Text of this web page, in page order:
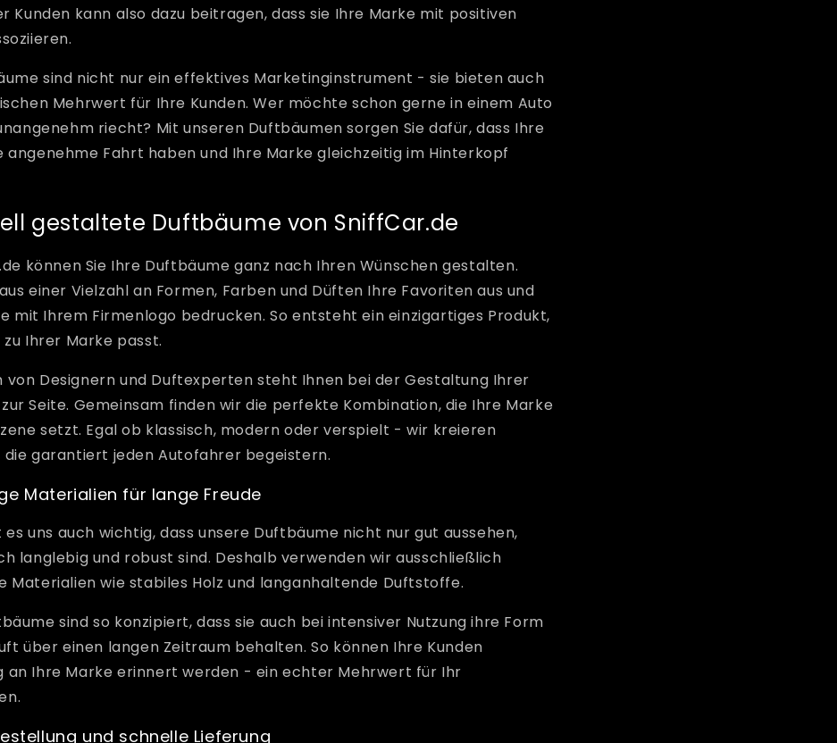
Kunden kann also dazu beitragen, dass sie Ihre Marke mit positiven
sind nicht nur ein effektives Marketinginstrument - sie bieten auch
Mehrwert für Ihre Kunden. Wer möchte schon gerne in einem Auto
riecht? Mit unseren Duftbäumen sorgen Sie dafür, dass Ihre
angenehme Fahrt haben und Ihre Marke gleichzeitig im Hinterkopf
gestaltete Duftbäume von SniffCar.de
können Sie Ihre Duftbäume ganz nach Ihren Wünschen gestalten.
einer Vielzahl an Formen, Farben und Düften Ihre Favoriten aus und
mit Ihrem Firmenlogo bedrucken. So entsteht ein einzigartiges Produkt,
Ihrer Marke passt.
von Designern und Duftexperten steht Ihnen bei der Gestaltung Ihrer
Seite. Gemeinsam finden wir die perfekte Kombination, die Ihre Marke
setzt. Egal ob klassisch, modern oder verspielt - wir kreieren
die garantiert jeden Autofahrer begeistern.
Materialien für lange Freude
uns auch wichtig, dass unsere Duftbäume nicht nur gut aussehen,
langlebig und robust sind. Deshalb verwenden wir ausschließlich
Materialien wie stabiles Holz und langanhaltende Duftstoffe.
sind so konzipiert, dass sie auch bei intensiver Nutzung ihre Form
über einen langen Zeitraum behalten. So können Ihre Kunden
an Ihre Marke erinnert werden - ein echter Mehrwert für Ihr
und schnelle Lieferung